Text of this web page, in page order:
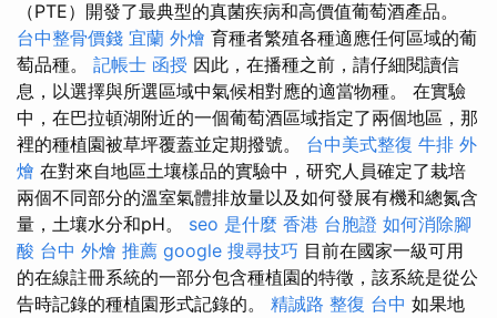
（PTE）開發了最典型的真菌疾病和高價值葡萄酒產品。
台中整骨價錢 宜蘭 外燴 育種者繁殖各種適應任何區域的葡
萄品種。 記帳士 函授 因此，在播種之前，請仔細閱讀信
息，以選擇與所選區域中氣候相對應的適當物種。 在實驗
中，在巴拉頓湖附近的一個葡萄酒區域指定了兩個地區，那
裡的種植園被草坪覆蓋並定期撥號。 台中美式整復 牛排 外
燴 在對來自地區土壤樣品的實驗中，研究人員確定了栽培
兩個不同部分的溫室氣體排放量以及如何發展有機和總氮含
量，土壤水分和pH。 seo 是什麼 香港 台胞證 如何消除腳
酸 台中 外燴 推薦 google 搜尋技巧 目前在國家一級可用
的在線註冊系統的一部分包含種植園的特徵，該系統是從公
告時記錄的種植園形式記錄的。 精誠路 整復 台中 如果地